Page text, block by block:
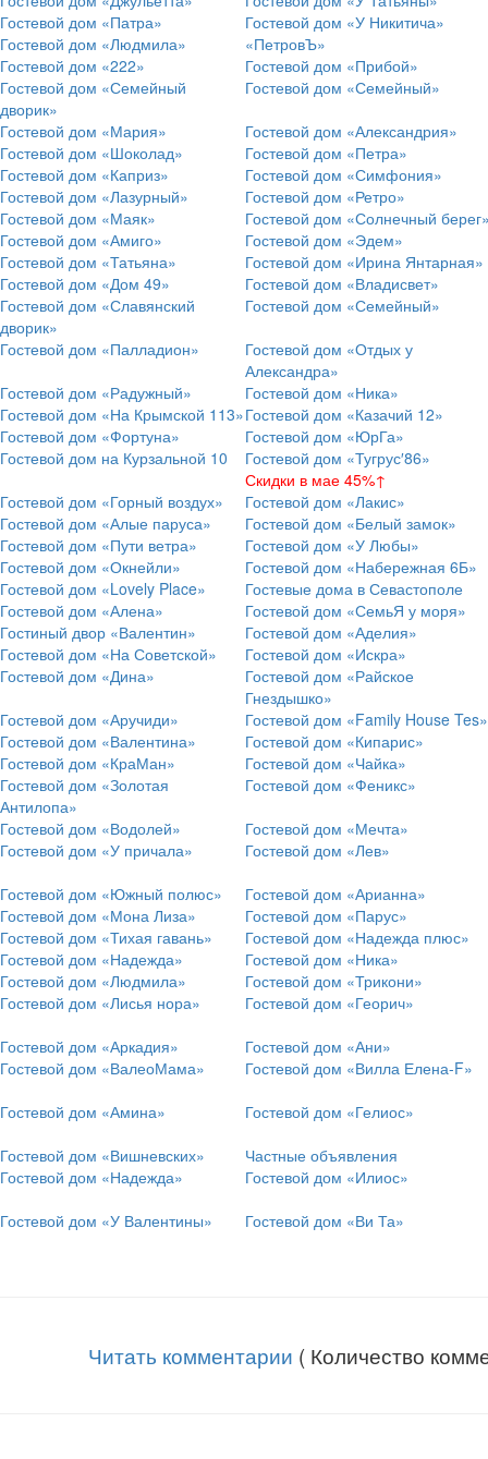
Гостевой дом «Патра»
Гостевой дом «У Никитича»
Гостевой дом «Людмила»
«ПетровЪ»
Гостевой дом «222»
Гостевой дом «Прибой»
Гостевой дом «Семейный
дворик»
Гостевой дом «Семейный»
Гостевой дом «Мария»
Гостевой дом «Александрия»
Гостевой дом «Шоколад»
Гостевой дом «Петра»
Гостевой дом «Каприз»
Гостевой дом «Симфония»
Гостевой дом «Лазурный»
Гостевой дом «Ретро»
Гостевой дом «Маяк»
Гостевой дом «Солнечный
Гостевой дом «Амиго»
Гостевой дом «Эдем»
Гостевой дом «Татьяна»
Гостевой дом «Ирина Янтарная»
Гостевой дом «Дом 49»
Гостевой дом «Владисвет»
Гостевой дом «Славянский
дворик»
Гостевой дом «Семейный»
Гостевой дом «Палладион»
Гостевой дом «Отдых у
Александра»
Гостевой дом «Радужный»
Гостевой дом «Ника»
Гостевой дом «На Крымской 113»Гостевой дом «Казачий 12»
Гостевой дом «Фортуна»
Гостевой дом «ЮрГа»
Гостевой дом на Курзальной 10
Гостевой дом «Тугрус′86»
Скидки в мае 45%↑
Гостевой дом «Горный воздух»
Гостевой дом «Лакис»
Гостевой дом «Алые паруса»
Гостевой дом «Белый замок»
Гостевой дом «Пути ветра»
Гостевой дом «У Любы»
Гостевой дом «Окнейли»
Гостевой дом «Набережная 6Б»
Гостевой дом «Lovely Place»
Гостевые дома в Севастополе
Гостевой дом «Алена»
Гостевой дом «СемьЯ у моря»
Гостиный двор «Валентин»
Гостевой дом «Аделия»
Гостевой дом «На Советской»
Гостевой дом «Искра»
Гостевой дом «Дина»
Гостевой дом «Райское
Гнездышко»
Гостевой дом «Аручиди»
Гостевой дом «Family House Tes»
Гостевой дом «Валентина»
Гостевой дом «Кипарис»
Гостевой дом «КраМан»
Гостевой дом «Чайка»
Гостевой дом «Золотая
Антилопа»
Гостевой дом «Феникс»
Гостевой дом «Водолей»
Гостевой дом «Мечта»
Гостевой дом «У причала»
Гостевой дом «Лев»
Гостевой дом «Южный полюс»
Гостевой дом «Арианна»
Гостевой дом «Мона Лиза»
Гостевой дом «Парус»
Гостевой дом «Тихая гавань»
Гостевой дом «Надежда плюс»
Гостевой дом «Надежда»
Гостевой дом «Ника»
Гостевой дом «Людмила»
Гостевой дом «Трикони»
Гостевой дом «Лисья нора»
Гостевой дом «Георич»
Гостевой дом «Аркадия»
Гостевой дом «Ани»
Гостевой дом «ВалеоМама»
Гостевой дом «Вилла Елена-F»
Гостевой дом «Амина»
Гостевой дом «Гелиос»
Гостевой дом «Вишневских»
Частные объявления
Гостевой дом «Надежда»
Гостевой дом «Илиос»
Гостевой дом «У Валентины»
Гостевой дом «Ви Та»
Читать комментарии ( Количество